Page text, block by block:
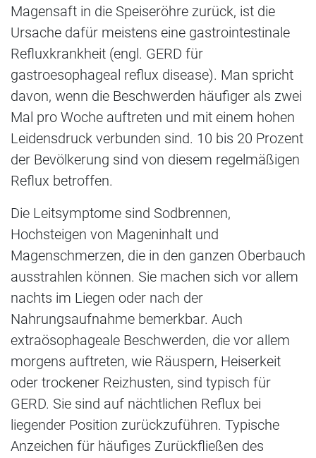
Magensaft in die Speiseröhre zurück, ist die
Ursache dafür meistens eine gastrointestinale
Refluxkrankheit (engl. GERD für
gastroesophageal reflux disease). Man spricht
davon, wenn die Beschwerden häufiger als zwei
Mal pro Woche auftreten und mit einem hohen
Leidensdruck verbunden sind. 10 bis 20 Prozent
der Bevölkerung sind von diesem regelmäßigen
Reflux betroffen.
Die Leitsymptome sind Sodbrennen,
Hochsteigen von Mageninhalt und
Magenschmerzen, die in den ganzen Oberbauch
ausstrahlen können. Sie machen sich vor allem
nachts im Liegen oder nach der
Nahrungsaufnahme bemerkbar. Auch
extraösophageale Beschwerden, die vor allem
morgens auftreten, wie Räuspern, Heiserkeit
oder trockener Reizhusten, sind typisch für
GERD. Sie sind auf nächtlichen Reflux bei
liegender Position zurückzuführen. Typische
Anzeichen für häufiges Zurückfließen des